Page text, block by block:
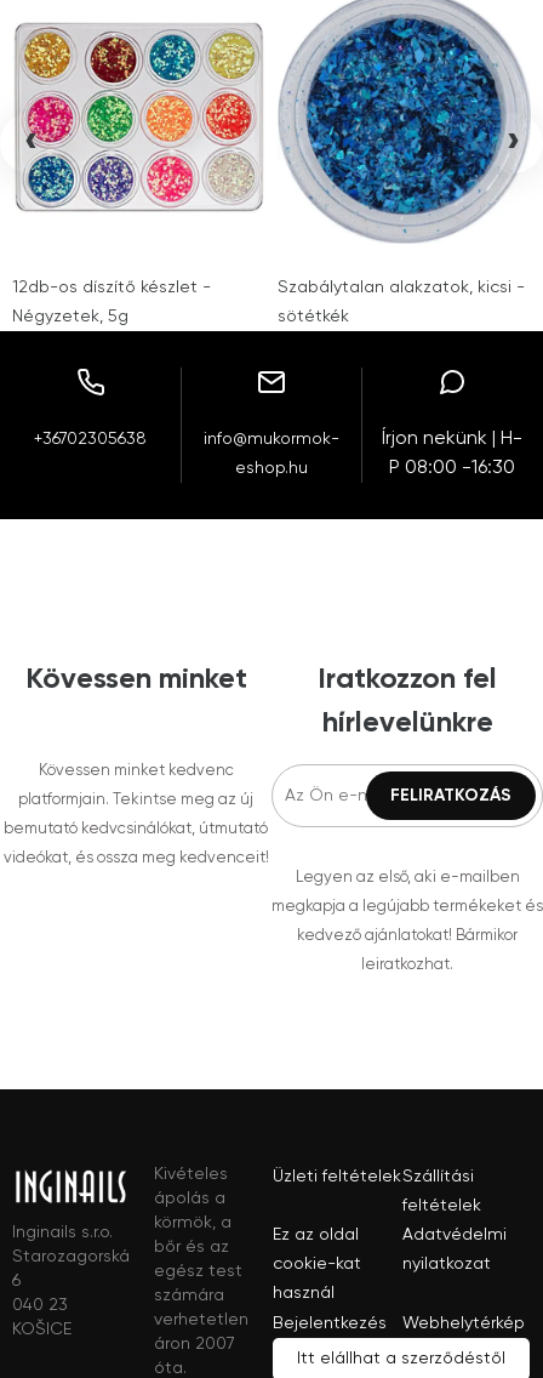
12db-os díszítő készlet -
Négyzetek, 5g
Szabálytalan alakzatok, kicsi -
sötétkék
‹ ›
+36702305638
info@mukormok-
eshop.hu
Írjon nekünk | H-
P 08:00 -16:30
Kövessen minket
Kövessen minket kedvenc
platformjain. Tekintse meg az új
bemutató kedvcsinálókat, útmutató
videókat, és ossza meg kedvenceit!
Iratkozzon fel
hírlevelünkre
Legyen az első, aki e-mailben
megkapja a legújabb termékeket és
kedvező ajánlatokat! Bármikor
leiratkozhat.
Inginails s.r.o.
Starozagorská
6
040 23
KOŠICE
Kivételes
ápolás a
körmök, a
bőr és az
egész test
számára
verhetetlen
áron 2007
óta.
Üzleti feltételekSzállítási
feltételek
Ez az oldal
cookie-kat
használ
Adatvédelmi
nyilatkozat
Bejelentkezés Webhelytérkép
Itt elállhat a szerződéstől